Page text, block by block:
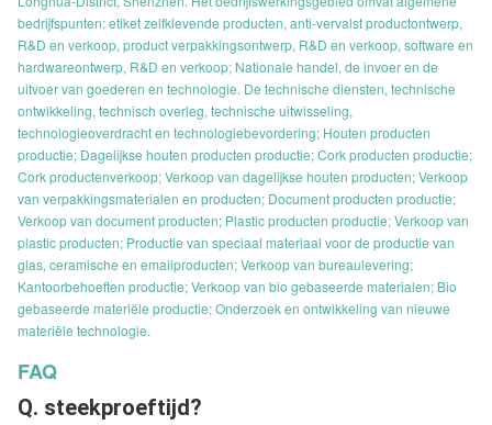
bedrijfspunten: etiket zelfklevende producten, anti-vervalst productontwerp,
R&D en verkoop, product verpakkingsontwerp, R&D en verkoop, software en
hardwareontwerp, R&D en verkoop; Nationale handel, de invoer en de
uitvoer van goederen en technologie. De technische diensten, technische
ontwikkeling, technisch overleg, technische uitwisseling,
technologieoverdracht en technologiebevordering; Houten producten
productie; Dagelijkse houten producten productie; Cork producten productie;
Cork productenverkoop; Verkoop van dagelijkse houten producten; Verkoop
van verpakkingsmaterialen en producten; Document producten productie;
Verkoop van document producten; Plastic producten productie; Verkoop van
plastic producten; Productie van speciaal materiaal voor de productie van
glas, ceramische en emailproducten; Verkoop van bureaulevering;
Kantoorbehoeften productie; Verkoop van bio gebaseerde materialen; Bio
gebaseerde materiële productie; Onderzoek en ontwikkeling van nieuwe
materiële technologie.
FAQ
Q. steekproeftijd?